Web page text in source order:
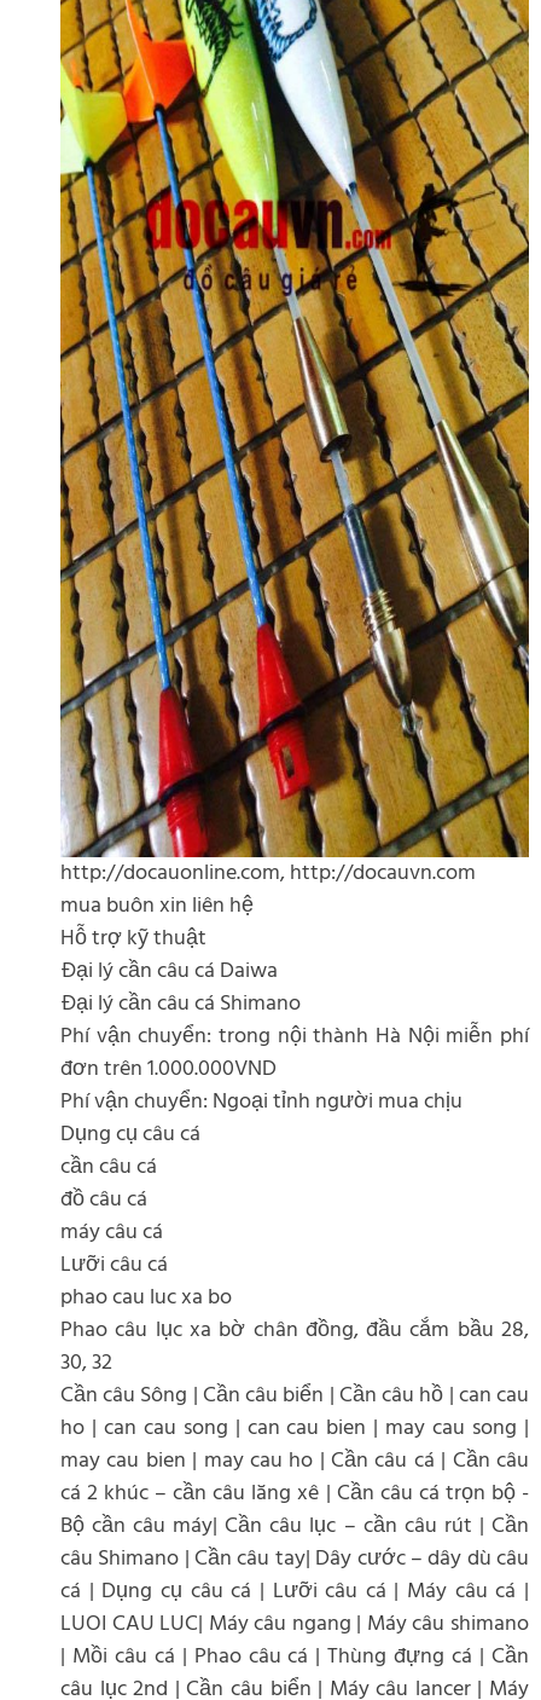
http://docauonline.com, http://docauvn.com
mua buôn xin liên hệ
Hỗ trợ kỹ thuật
Đại lý cần câu cá Daiwa
Đại lý cần câu cá Shimano
Phí vận chuyển: trong nội thành Hà Nội miễn phí
đơn trên 1.000.000VND
Phí vận chuyển: Ngoại tỉnh người mua chịu
Dụng cụ câu cá
cần câu cá
đồ câu cá
máy câu cá
Lưỡi câu cá
phao cau luc xa bo
Phao câu lục xa bờ chân đồng, đầu cắm bầu 28,
30, 32
Cần câu Sông | Cần câu biển | Cần câu hồ | can cau
ho | can cau song | can cau bien | may cau song |
may cau bien | may cau ho | Cần câu cá | Cần câu
cá 2 khúc – cần câu lăng xê | Cần câu cá trọn bộ -
Bộ cần câu máy| Cần câu lục – cần câu rút | Cần
câu Shimano | Cần câu tay| Dây cước – dây dù câu
cá | Dụng cụ câu cá | Lưỡi câu cá | Máy câu cá |
LUOI CAU LUC| Máy câu ngang | Máy câu shimano
| Mồi câu cá | Phao câu cá | Thùng đựng cá | Cần
câu lục 2nd | Cần câu biển | Máy câu lancer | Máy